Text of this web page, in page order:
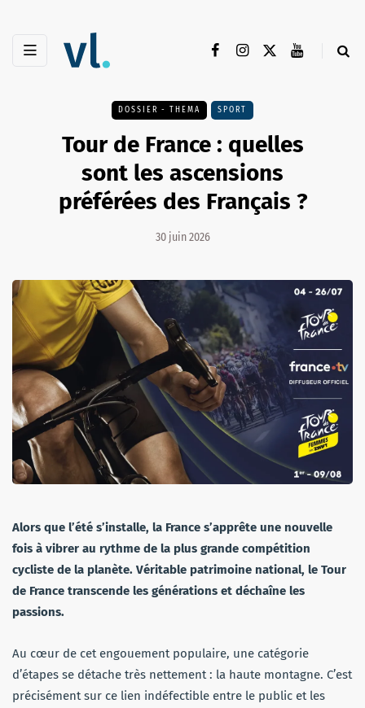
DOSSIER - THEMA SPORT
Tour de France : quelles
sont les ascensions
préférées des Français ?
30 juin 2026
Alors que l’été s’installe, la France s’apprête une nouvelle
fois à vibrer au rythme de la plus grande compétition
cycliste de la planète. Véritable patrimoine national, le Tour
de France transcende les générations et déchaîne les
passions.
Au cœur de cet engouement populaire, une catégorie
d’étapes se détache très nettement : la haute montagne. C’est
précisément sur ce lien indéfectible entre le public et les